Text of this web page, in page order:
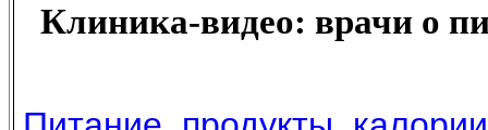
Клиника-видео: врачи о